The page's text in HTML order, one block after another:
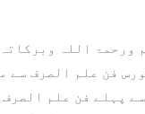
ورحمۃ اللہ
فن علم الصرف سے
پہلے فن علم